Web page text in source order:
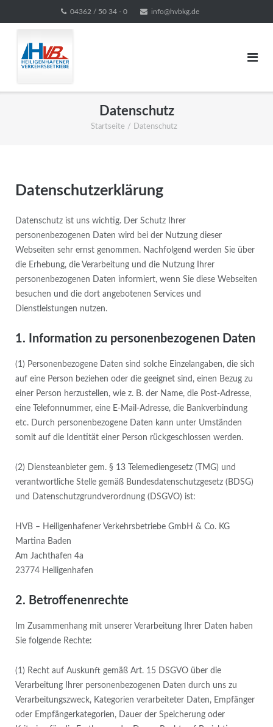
zum
04362 / 50 34 - 0 info@hvbkg.de
Datenschutz
Startseite / Datenschutz
Datenschutzerklärung
Datenschutz ist uns wichtig. Der Schutz Ihrer
personenbezogenen Daten wird bei der Nutzung dieser
Webseiten sehr ernst genommen. Nachfolgend werden Sie über
die Erhebung, die Verarbeitung und die Nutzung Ihrer
personenbezogenen Daten informiert, wenn Sie diese Webseiten
besuchen und die dort angebotenen Services und
Dienstleistungen nutzen.
1. Information zu personenbezogenen Daten
(1) Personenbezogene Daten sind solche Einzelangaben, die sich
auf eine Person beziehen oder die geeignet sind, einen Bezug zu
einer Person herzustellen, wie z. B. der Name, die Post-Adresse,
eine Telefonnummer, eine E-Mail-Adresse, die Bankverbindung
etc. Durch personenbezogene Daten kann unter Umständen
somit auf die Identität einer Person rückgeschlossen werden.
(2) Diensteanbieter gem. § 13 Telemediengesetz (TMG) und
verantwortliche Stelle gemäß Bundesdatenschutzgesetz (BDSG)
und Datenschutzgrundverordnung (DSGVO) ist:
HVB – Heiligenhafener Verkehrsbetriebe GmbH & Co. KG
Martina Baden
Am Jachthafen 4a
23774 Heiligenhafen
2. Betroffenenrechte
Im Zusammenhang mit unserer Verarbeitung Ihrer Daten haben
Sie folgende Rechte:
(1) Recht auf Auskunft gemäß Art. 15 DSGVO über die
Verarbeitung Ihrer personenbezogenen Daten durch uns zu
Verarbeitungszweck, Kategorien verarbeiteter Daten, Empfänger
oder Empfängerkategorien, Dauer der Speicherung oder